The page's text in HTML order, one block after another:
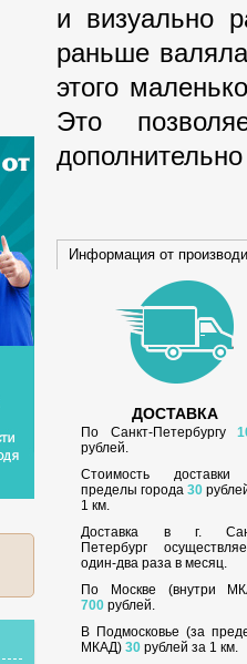
и визуально
раньше
этого
Это
Информация от
ДОСТАВКА
По Санкт-Петербургу
рублей.
Стоимость
пределы города30
1 км.
Доставка в г.
Петербург
один-два раза в месяц.
По Москве (внутри
700 рублей.
В Подмосковье (за
МКАД)30 рублей за 1 км.